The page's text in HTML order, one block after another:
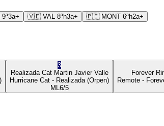
9ª3a+ 🇻🇪 VAL 8ªh3a+ 🇵🇪 MONT 6ªh2a+
3
Realizada Cat Martin Javier Valle
Hurricane Cat - Realizada(Orpen)
ML6/5
Forever
Remote -